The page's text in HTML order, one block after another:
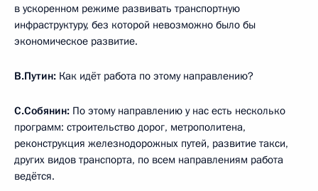
в ускоренном режиме развивать транспортную
инфраструктуру, без которой невозможно было бы
экономическое развитие.
В.Путин: Как идёт работа по этому направлению?
С.Собянин: По этому направлению у нас есть несколько
программ: строительство дорог, метрополитена,
реконструкция железнодорожных путей, развитие такси,
других видов транспорта, по всем направлениям работа
ведётся.